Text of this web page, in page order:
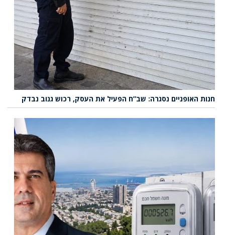
חנות האופניים נסגרה: שב”ח הפעיל את העסק, רכוש גנוב נבדק